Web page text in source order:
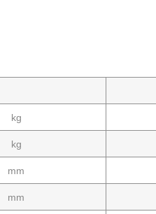
kg
kg
mm
mm